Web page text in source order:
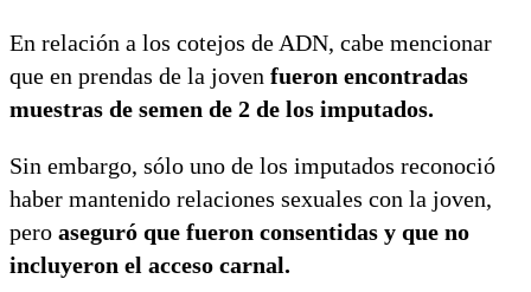
En relación a los cotejos de ADN, cabe mencionar
que en prendas de la joven fueron encontradas
muestras de semen de 2 de los imputados.
Sin embargo, sólo uno de los imputados reconoció
haber mantenido relaciones sexuales con la joven,
pero aseguró que fueron consentidas y que no
incluyeron el acceso carnal.